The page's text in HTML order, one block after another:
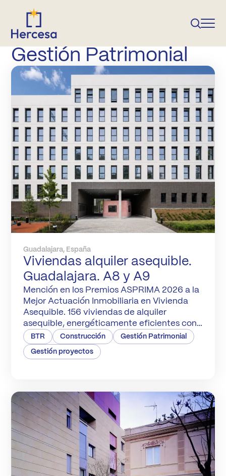
Gestión Patrimonial
Guadalajara, España
Viviendas alquiler asequible.
Guadalajara. A8 y A9
Mención en los Premios ASPRIMA 2026 a la
Mejor Actuación Inmobiliaria en Vivienda
Asequible. 156 viviendas de alquiler
asequible, energéticamente eficientes con
zonas comunes como zonas verdes, área
infantil, pícnic, sala comunitaria, garaje,
trastero y locales comerciales. Una exitosa
acceso a la vivienda con soluciones
asequibles, […]
BTR Construcción Gestión Patrimonial
Gestión proyectos